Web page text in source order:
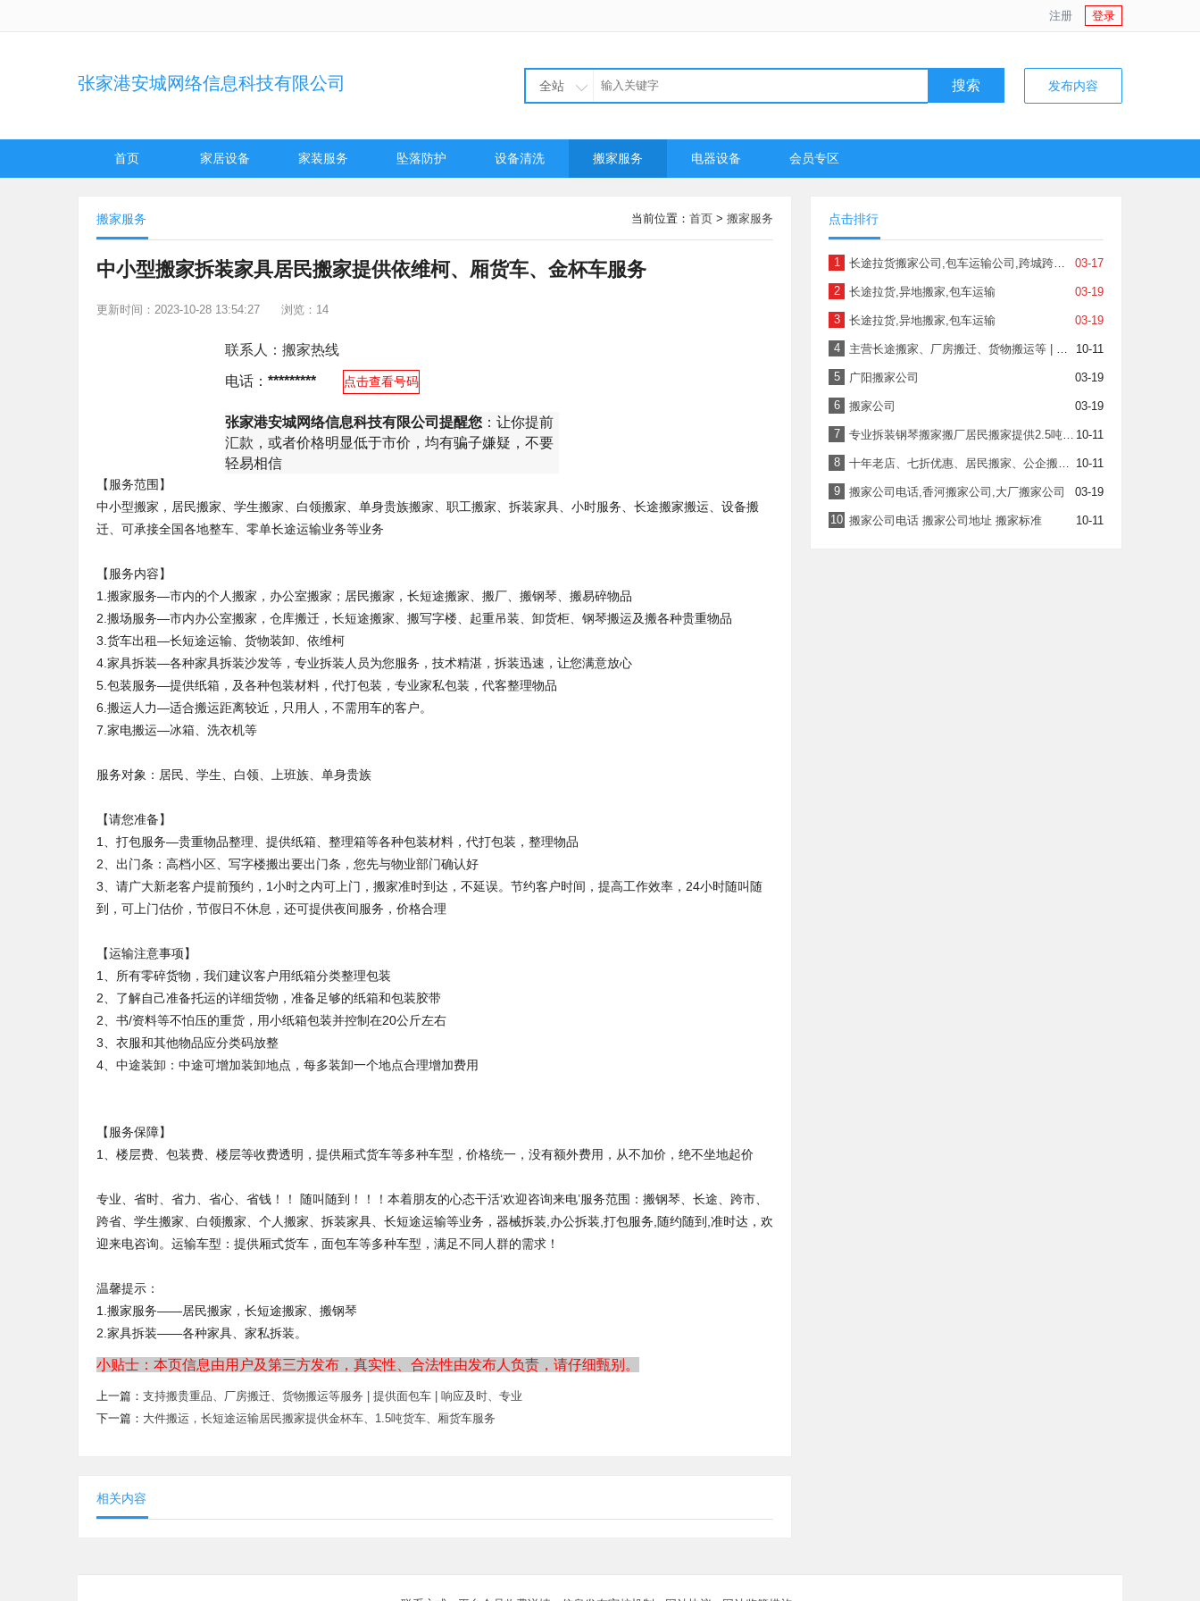
注册 登录
张家港安城网络信息科技有限公司 全站 搜索 发布内容
首页 家居设备 家装服务 坠落防护 设备清洗 搬家服务 电器设备 会员专区
搬家服务 当前位置： 首页 > 搬家服务
中小型搬家拆装家具居民搬家提供依维柯、厢货车、金杯车服务
更新时间：2023-10-28 13:54:27 浏览：14
联系人： 搬家热线
电话： ********* 点击查看号码
张家港安城网络信息科技有限公司提醒您 ：让你提前
汇款，或者价格明显低于市价，均有骗子嫌疑，不要
轻易相信
【服务范围】
中小型搬家，居民搬家、学生搬家、白领搬家、单身贵族搬家、职工搬家、拆装家具、小时服务、长途搬家搬运、设备搬
迁、可承接全国各地整车、零单长途运输业务等业务
【服务内容】
1.搬家服务—市内的个人搬家，办公室搬家；居民搬家，长短途搬家、搬厂、搬钢琴、搬易碎物品
2.搬场服务—市内办公室搬家，仓库搬迁，长短途搬家、搬写字楼、起重吊装、卸货柜、钢琴搬运及搬各种贵重物品
3.货车出租—长短途运输、货物装卸、依维柯
4.家具拆装—各种家具拆装沙发等，专业拆装人员为您服务，技术精湛，拆装迅速，让您满意放心
5.包装服务—提供纸箱，及各种包装材料，代打包装，专业家私包装，代客整理物品
6.搬运人力—适合搬运距离较近，只用人，不需用车的客户。
7.家电搬运—冰箱、洗衣机等
服务对象：居民、学生、白领、上班族、单身贵族
【请您准备】
1、打包服务—贵重物品整理、提供纸箱、整理箱等各种包装材料，代打包装，整理物品
2、出门条：高档小区、写字楼搬出要出门条，您先与物业部门确认好
3、请广大新老客户提前预约，1小时之内可上门，搬家准时到达，不延误。节约客户时间，提高工作效率，24小时随叫随
到，可上门估价，节假日不休息，还可提供夜间服务，价格合理
【运输注意事项】
1、所有零碎货物，我们建议客户用纸箱分类整理包装
2、了解自己准备托运的详细货物，准备足够的纸箱和包装胶带
2、书/资料等不怕压的重货，用小纸箱包装并控制在20公斤左右
3、衣服和其他物品应分类码放整
4、中途装卸：中途可增加装卸地点，每多装卸一个地点合理增加费用
【服务保障】
1、楼层费、包装费、楼层等收费透明，提供厢式货车等多种车型，价格统一，没有额外费用，从不加价，绝不坐地起价
专业、省时、省力、省心、省钱！！ 随叫随到！！！本着朋友的心态干活‘欢迎咨询来电’服务范围：搬钢琴、长途、跨市、
跨省、学生搬家、白领搬家、个人搬家、拆装家具、长短途运输等业务，器械拆装,办公拆装,打包服务,随约随到,准时达，欢
迎来电咨询。运输车型：提供厢式货车，面包车等多种车型，满足不同人群的需求！
温馨提示：
1.搬家服务——居民搬家，长短途搬家、搬钢琴
2.家具拆装——各种家具、家私拆装。
小贴士：本页信息由用户及第三方发布，真实性、合法性由发布人负责，请仔细甄别。
上一篇： 支持搬贵重品、厂房搬迁、货物搬运等服务 | 提供面包车 | 响应及时、专业
下一篇： 大件搬运，长短途运输居民搬家提供金杯车、1.5吨货车、厢货车服务
相关内容
点击排行
1 03-17
长途拉货搬家公司,包车运输公司,跨城跨省异地搬家送货
2 03-19
长途拉货,异地搬家,包车运输
3 03-19
长途拉货,异地搬家,包车运输
4 10-11
主营长途搬家、厂房搬迁、货物搬运等 | 有面包车 | 随约随到、价格优惠
5 03-19
广阳搬家公司
6 03-19
搬家公司
7 10-11
专业拆装钢琴搬家搬厂居民搬家提供2.5吨货车、1.5吨货车
8 10-11
十年老店、七折优惠、居民搬家、公企搬家、专业正规
9 03-19
搬家公司电话,香河搬家公司,大厂搬家公司
10 10-11
搬家公司电话 搬家公司地址 搬家标准